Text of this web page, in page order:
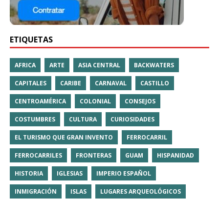
ETIQUETAS
AFRICA ARTE ASIA CENTRAL BACKWATERS
CAPITALES CARIBE CARNAVAL CASTILLO
CENTROAMÉRICA COLONIAL CONSEJOS
COSTUMBRES CULTURA CURIOSIDADES
EL TURISMO QUE GRAN INVENTO FERROCARRIL
FERROCARRILES FRONTERAS GUAM HISPANIDAD
HISTORIA IGLESIAS IMPERIO ESPAÑOL
INMIGRACIÓN ISLAS LUGARES ARQUEOLÓGICOS